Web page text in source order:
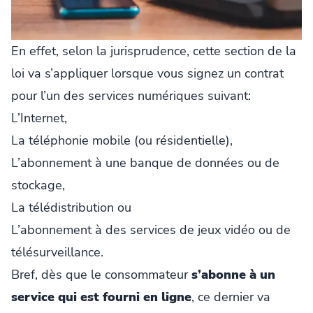
En effet, selon la jurisprudence, cette section de la
loi va s’appliquer lorsque vous signez un contrat
pour l’un des services numériques suivant:
L’Internet,
La téléphonie mobile (ou résidentielle),
L’abonnement à une banque de données ou de
stockage,
La télédistribution ou
L’abonnement à des services de jeux vidéo ou de
télésurveillance.
Bref, dès que le consommateurs’abonne à un
service qui est fourni en ligne, ce dernier va